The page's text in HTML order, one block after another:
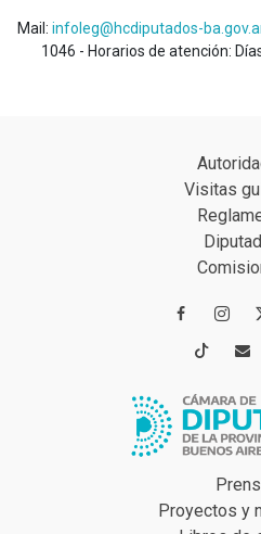
Mail: infoleg@hcdiputados-
1046 - Horarios de atención:
Visitas


Proyectos y